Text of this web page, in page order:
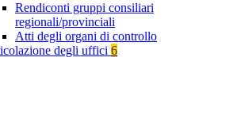
Rendiconti gruppi consiliari
regionali/provinciali
Atti degli organi di controllo
degli uffici 6